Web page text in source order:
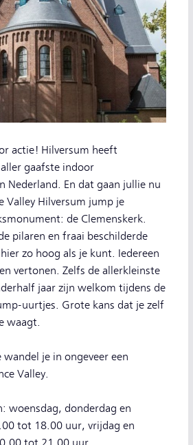
actie! Hilversum heeft
gaafste indoor
Nederland. En dat gaan jullie nu
Valley Hilversum jump je
de Clemenskerk.
pilaren en fraai beschilderde
zo hoog als je kunt. Iedereen
vertonen. Zelfs de allerkleinste
jaar zijn welkom tijdens de
uurtjes. Grote kans dat je zelf
waagt.
je in ongeveer een
Valley.
woensdag, donderdag en
tot 18.00 uur, vrijdag en